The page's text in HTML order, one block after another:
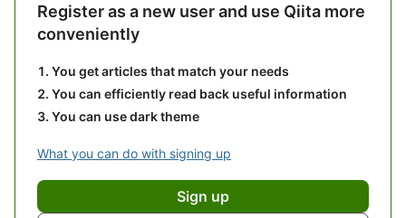
Register as a new user and use Qiita more
conveniently
You get articles that match your needs
You can efficiently read back useful information
You can use dark theme
What you can do with signing up
Sign up